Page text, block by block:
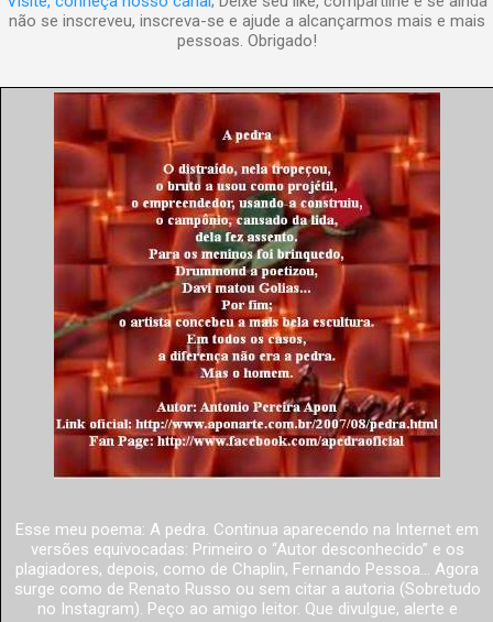
não se inscreveu, inscreva-se e ajude a alcançarmos mais e mais
pessoas. Obrigado!
Esse meu poema: A pedra. Continua aparecendo na Internet em
versões equivocadas: Primeiro o “Autor desconhecido” e os
plagiadores, depois, como de Chaplin, Fernando Pessoa... Agora
surge como de Renato Russo ou sem citar a autoria (Sobretudo
no Instagram). Peço ao amigo leitor. Que divulgue, alerte e